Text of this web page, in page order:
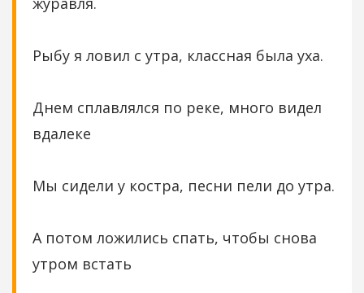
Рыбу я ловил с утра, классная была уха.
Днем сплавлялся по реке, много видел
вдалеке
Мы сидели у костра, песни пели до утра.
А потом ложились спать, чтобы снова
утром встать